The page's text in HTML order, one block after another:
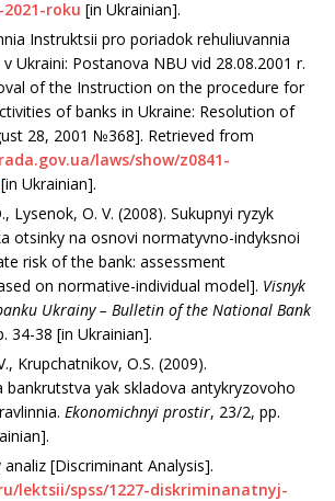
roku [in Ukrainian].
Instruktsii pro poriadok re­huliuvannia
Ukraini: Postanova NBU vid 28.08.2001 r.
of the Instruction on the procedure for
of banks in Ukraine: Resolution of
28, 2001 №368]. Retrieved from
laws/show/z0841-
[in Ukrainian].
Lysenok, O. V. (2008). Sukupnyi ryzyk
otsinky na osnovi normatyvno-indyksnoi
risk of the bank: assessment
on normative-individual model]. Visnyk
Ukrainy – Bulletin of the National Bank
34-38 [in Ukrainian].
Krupchatnikov, O.S. (2009).
bankrutstva yak skladova antykryzovoho
Ekonomichnyi prostir, 23/2, рр.
[Discriminant Analysis].
lektsii/spss/1227-diskriminanatnyj-